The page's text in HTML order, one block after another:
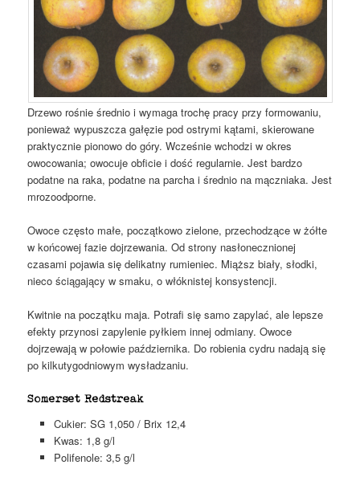
Drzewo rośnie średnio i wymaga trochę pracy przy formowaniu,
ponieważ wypuszcza gałęzie pod ostrymi kątami, skierowane
praktycznie pionowo do góry. Wcześnie wchodzi w okres
owocowania; owocuje obficie i dość regularnie. Jest bardzo
podatne na raka, podatne na parcha i średnio na mączniaka. Jest
mrozoodporne.
Owoce często małe, początkowo zielone, przechodzące w żółte
w końcowej fazie dojrzewania. Od strony nasłonecznionej
czasami pojawia się delikatny rumieniec. Miąższ biały, słodki,
nieco ściągający w smaku, o włóknistej konsystencji.
Kwitnie na początku maja. Potrafi się samo zapylać, ale lepsze
efekty przynosi zapylenie pyłkiem innej odmiany. Owoce
dojrzewają w połowie października. Do robienia cydru nadają się
po kilkutygodniowym wysładzaniu.
Somerset Redstreak
Cukier: SG 1,050 / Brix 12,4
Kwas: 1,8 g/l
Polifenole: 3,5 g/l